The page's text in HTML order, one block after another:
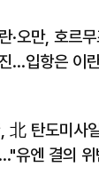
·오만, 호르
…입항은 이
北 탄도미사
유엔 결의